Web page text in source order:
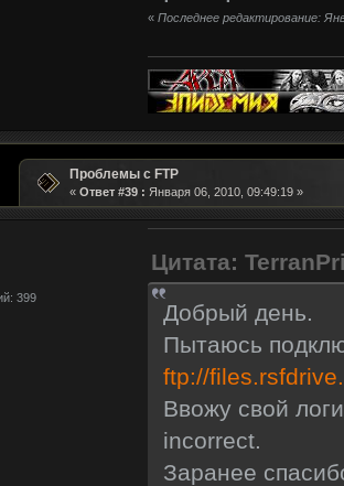
« Последнее редактирование:
Проблемы с FTP
« Ответ #39 : Января 06, 2010, 09:49:19 »
399
Цитата:
Добрый день.
Пытаюсь
ftp://
Ввожу свой
incorrect.
Заранее